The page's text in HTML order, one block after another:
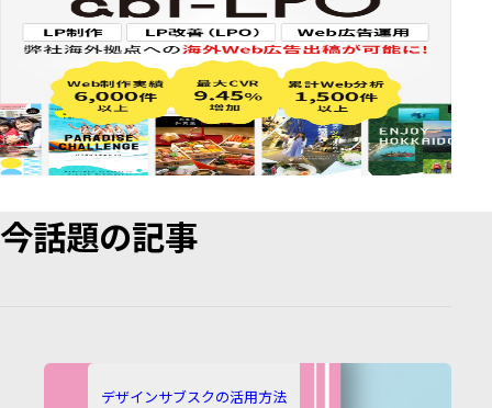
今話題の記事
カ
デザインサブスクの活用方法